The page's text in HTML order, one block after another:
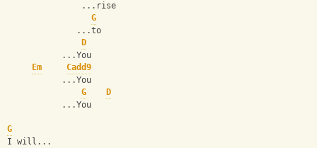
               ...rise
G
              ...to
D
           ...You
Em
Cadd9
           ...You
G
D
           ...You
G
I will...